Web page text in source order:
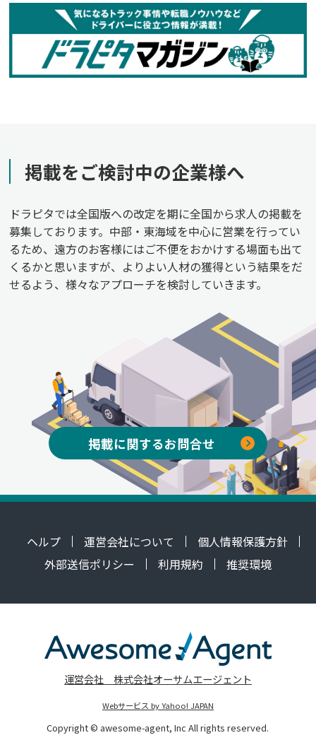
掲載をご検討中の企業様へ
ドラピタでは全国版への改定を期に全国から求人の掲載を
募集しております。中部・東海域を中心に営業を行ってい
るため、遠方のお客様にはご不便をおかけする場面も出て
くるかと思いますが、よりよい人材の獲得という結果をだ
せるよう、様々なアプローチを検討していきます。
掲載に関するお問合せ
ヘルプ 運営会社について
個人情報保護方針
外部送信ポリシー
利用規約 推奨環境
運営会社 株式会社オーサムエージェント
Webサービス by Yahoo! JAPAN
Copyright © awesome-agent, Inc All rights reserved.